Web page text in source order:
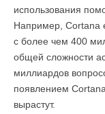
использования
Например, Cortana
с более чем 400
общей сложности
миллиардов
появлением
вырастут.